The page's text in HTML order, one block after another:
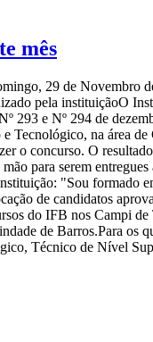
mês
29 de Novembro
pela instituiçãoO
293 e Nº 294 de
Tecnológico, na área
o concurso. O
para serem
"Sou formado
de candidatos
do IFB nos Campi
de Barros.Para os
Técnico de Nível